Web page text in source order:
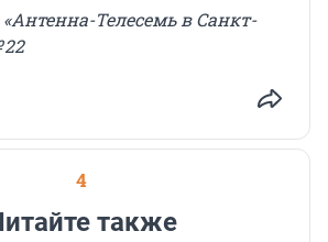
Телесемь в Санкт-
22
4
также